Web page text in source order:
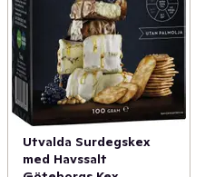
Utvalda Surdegskex
med Havssalt